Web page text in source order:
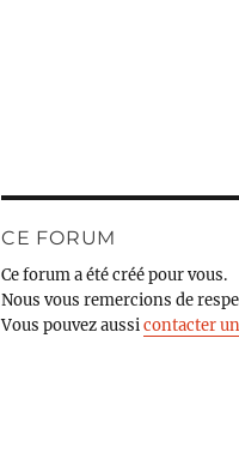
CE FORUM
Ce forum a été créé pour vous.
Nous vous remercions de
Vous pouvez aussicontacter